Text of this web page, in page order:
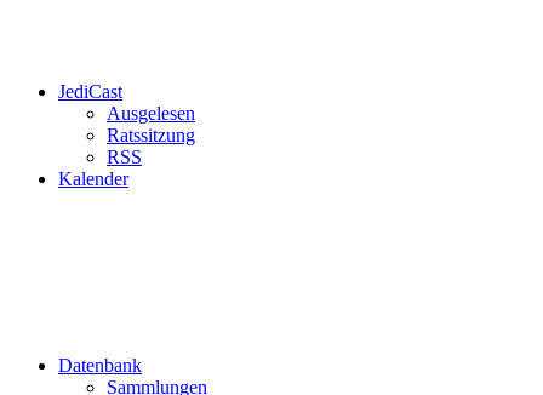
JediCast
Ausgelesen
Ratssitzung
RSS
Kalender
Datenbank
Sammlungen